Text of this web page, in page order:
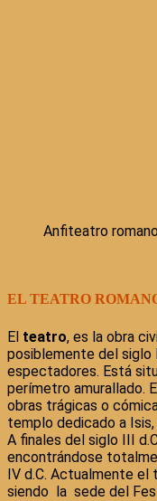
Anfiteatro
EL TEATRO
El teatro, es la obra
posiblemente del siglo
espectadores. Está
perímetro amurallado.
obras trágicas o
templo dedicado a
A finales del siglo III
encontrándose
IV d.C. Actualmente el
siendo la sede del